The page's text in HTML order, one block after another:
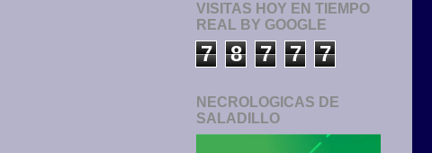
VISITAS HOY EN TIEMPO
REAL BY GOOGLE
7 8 7 7 7
NECROLOGICAS DE
SALADILLO